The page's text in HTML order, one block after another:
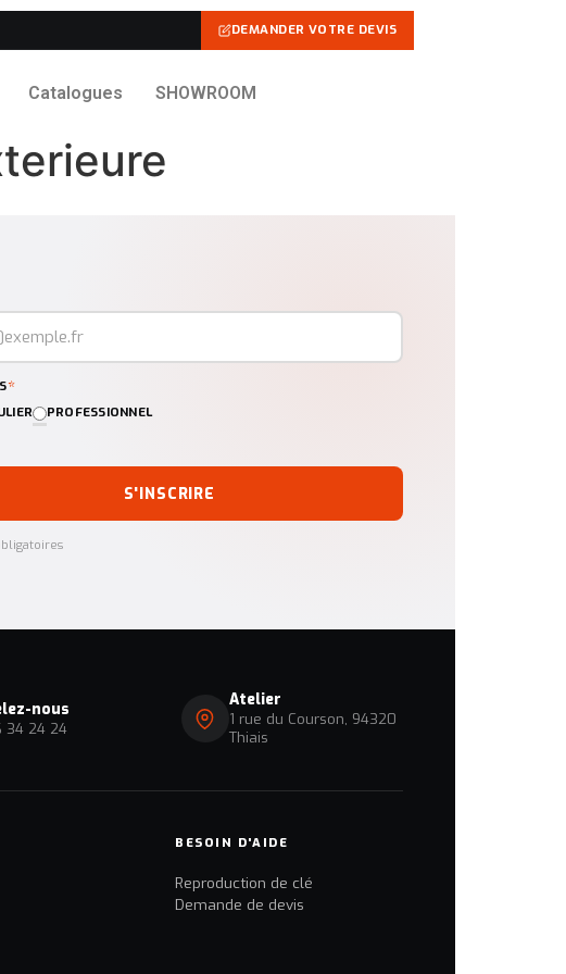
DEMANDER VOTRE DEVIS
Catalogues SHOWROOM
*
PROFESSIONNEL
S'INSCRIRE
nous
34 24 24
Atelier
1 rue du Courson, 94320
Thiais
BESOIN D'AIDE
Reproduction de clé
Demande de devis